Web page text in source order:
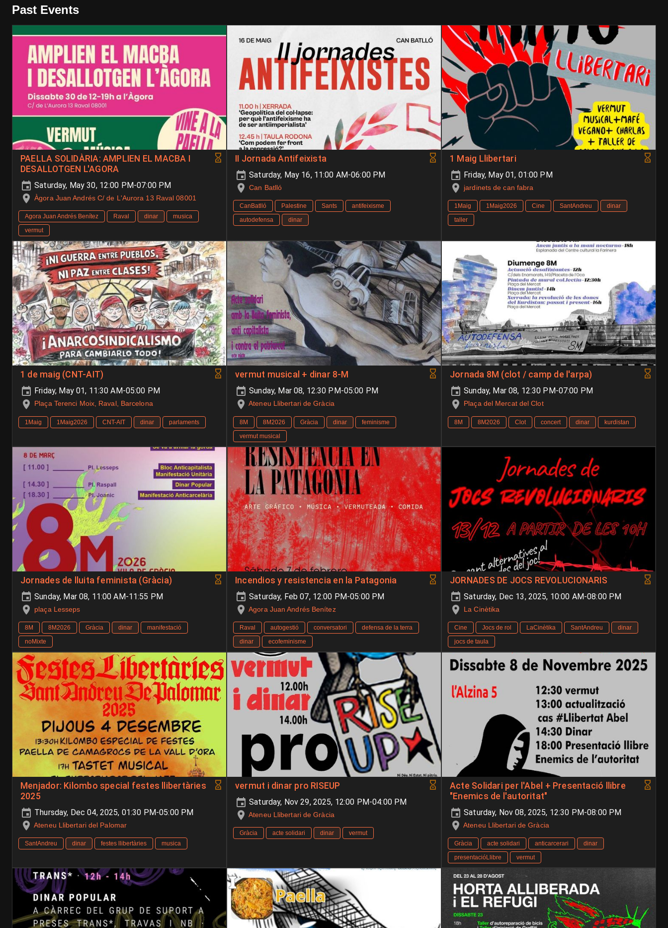
Past Events
PAELLA SOLIDÀRIA: AMPLIEN EL MACBA I
DESALLOTGEN L'AGORA
Saturday, May 30, 12:00 PM-07:00 PM
Àgora Juan Andrés C/ de L'Aurora 13 Raval 08001
Agora Juan Andrés Benítez Raval dinar
musica
vermut
II Jornada Antifeixista
Saturday, May 16, 11:00 AM-06:00 PM
Can Batlló
CanBatlló Palestine Sants
antifeixisme
autodefensa
dinar
1 Maig Llibertari
Friday, May 01, 01:00 PM
jardinets de can fabra
1Maig 1Maig2026 Cine SantAndreu
dinar
taller
1 de maig (CNT-AIT)
Friday, May 01, 11:30 AM-05:00 PM
Plaça Terenci Moix, Raval, Barcelona
1Maig 1Maig2026 CNT-AIT dinar parlaments
vermut musical + dinar 8-M
Sunday, Mar 08, 12:30 PM-05:00 PM
Ateneu Llibertari de Gràcia
8M 8M2026 Gràcia dinar
feminisme
vermut musical
Jornada 8M (clot / camp de l'arpa)
Sunday, Mar 08, 12:30 PM-07:00 PM
Plaça del Mercat del Clot
8M 8M2026 Clot concert dinar kurdistan
Jornades de lluita feminista (Gràcia)
Sunday, Mar 08, 11:00 AM-11:55 PM
plaça Lesseps
8M 8M2026 Gràcia dinar
manifestació
noMixte
Incendios y resistencia en la Patagonia
Saturday, Feb 07, 12:00 PM-05:00 PM
Agora Juan Andrés Benítez
Raval autogestió conversatori
defensa de la terra
dinar
ecofeminisme
JORNADES DE JOCS REVOLUCIONARIS
Saturday, Dec 13, 2025, 10:00 AM-08:00 PM
La Cinètika
Cine Jocs de rol LaCinètika SantAndreu
dinar
jocs de taula
Menjador: Kilombo special festes llibertàries
2025
Thursday, Dec 04, 2025, 01:30 PM-05:00 PM
Ateneu Llibertari del Palomar
SantAndreu dinar festes llibertàries musica
vermut i dinar pro RISEUP
Saturday, Nov 29, 2025, 12:00 PM-04:00 PM
Ateneu Llibertari de Gràcia
Gràcia acte solidari dinar vermut
Acte Solidari per l'Abel + Presentació llibre
"Enemics de l'autoritat"
Saturday, Nov 08, 2025, 12:30 PM-08:00 PM
Ateneu Llibertari de Gràcia
Gràcia acte solidari anticarcerari
dinar
presentacióLlibre
vermut